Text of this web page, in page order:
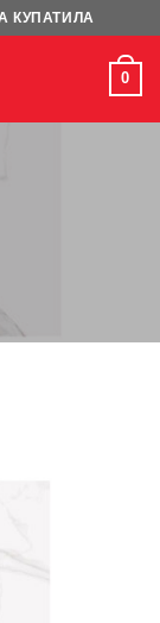
КУПАТИЛА
0